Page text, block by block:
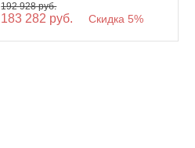
192 928 руб.
183 282 руб. Скидка 5%